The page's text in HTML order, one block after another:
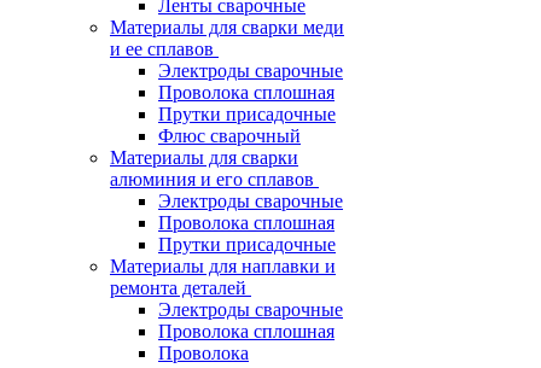
Ленты сварочные
Материалы для сварки меди
и ее сплавов
Электроды сварочные
Проволока сплошная
Прутки присадочные
Флюс сварочный
Материалы для сварки
алюминия и его сплавов
Электроды сварочные
Проволока сплошная
Прутки присадочные
Материалы для наплавки и
ремонта деталей
Электроды сварочные
Проволока сплошная
Проволока